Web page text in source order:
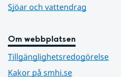
Sjöar och vattendrag
Om webbplatsen
Tillgänglighetsredogörelse
Kakor på smhi.se